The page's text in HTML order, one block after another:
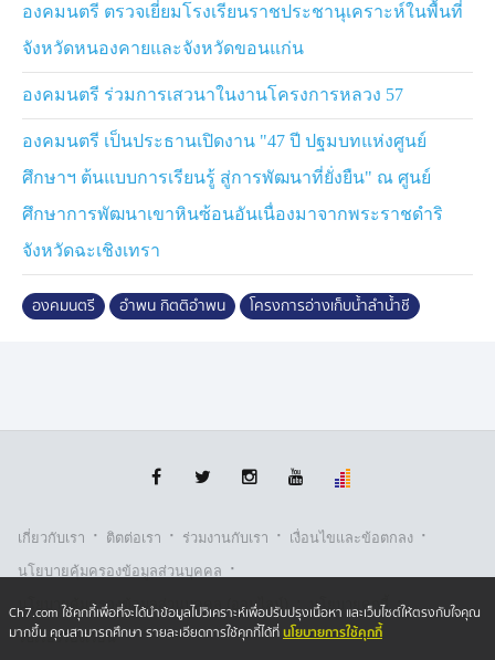
กรมอุตุนิยมวิทยา คาดการณ์ว่าปีนี้จะมีปริมาณฝนสูงกว่าค่า
ปกติประมาณร้อยละ 15 ดังนั้น อ่างเก็บน้ำขนาดใหญ่ทั้งสาม
แห่งของลุ่มแม่น้ำชี ได้แก่ เขื่อนจุฬาภรณ์ เขื่อนอุบลรัตน์
และเขื่อนลำปาว จะมีปริมาณน้ำเก็บกักประมาณ 4,300
ล้านลูกบาศก์เมตร หรือร้อยละ 96 ใกล้เคียงปีที่ผ่านมา ซึ่ง
เป็นปริมาณน้ำที่เพียงพอสำหรับการอุปโภค บริโภค และ
สนับสนุนการเกษตรในการปลูกข่าวนาปรังในช่วงฤดูแล้ง
2568 ในพื้นที่ 6 จังหวัด ได้แก่ จังหวัดชัยภูมิ ขอนแก่น
ล้านไร่
สำหรับความคืบหน้าการก่อสร้างโครงการอ่างเก็บน้ำลำน้ำ
ระหว่างการดำเนินการก่อสร้างเขื่อนในส่วนที่เหลือ คาดว่า
ภายในเดือนพฤศจิกายน 2569 เมื่อรวมความจุกับโครงการ
บน จะสามารถกักเก็บน้ำเพื่อใช้ในฤดูแล้งและหน่วงน้ำในฤดู
น้ำหลากได้มากกว่า 440 ล้านลูกบาศก์เมตร
องคมนตรี ตรวจเยี่ยมโรงเรียนราชประชานุเคราะห์ในพื้นที่
จังหวัดหนองคายและจังหวัดขอนแก่น
องคมนตรี ร่วมการเสวนาในงานโครงการหลวง 57
องคมนตรี เป็นประธานเปิดงาน "47 ปี ปฐมบทแห่งศูนย์
ศึกษาฯ ต้นแบบการเรียนรู้ สู่การพัฒนาที่ยั่งยืน" ณ ศูนย์
ศึกษาการพัฒนาเขาหินซ้อนอันเนื่องมาจากพระราชดำริ
จังหวัดฉะเชิงเทรา
องคมนตรี อำพน กิตติอำพน โครงการอ่างเก็บน้ำลำน้ำชี
เกี่ยวกับเรา · ติตต่อเรา · ร่วมงานกับเรา · เงื่อนไขและข้อตกลง ·
นโยบายคุ้มครองข้อมูลส่วนบุคคล ·
นโยบายคุ้มครองข้อมูลส่วนบุคคล (ออนไลน์) · นโยบายคุกกี้ ·
รับเรื่องร้องเรียน
Ch7.com ใช้คุกกี้เพื่อที่จะได้นำข้อมูลไปวิเคราะห์เพื่อปรับปรุงเนื้อหา และเว็บไซต์ให้ตรงกับใจคุณ
มากขึ้น คุณสามารถศึกษา รายละเอียดการใช้คุกกี้ได้ที่นโยบายการใช้คุกกี้